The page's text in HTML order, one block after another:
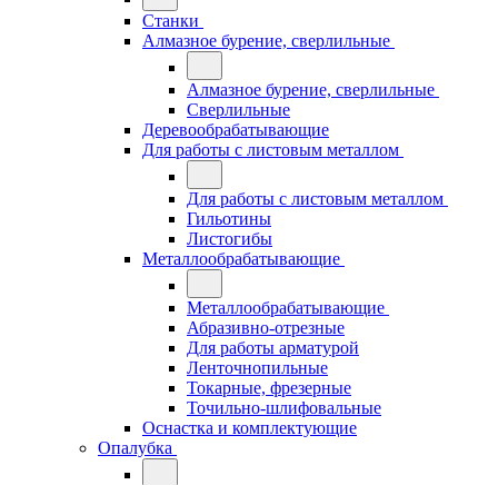
Станки
Алмазное бурение, сверлильные
Алмазное бурение, сверлильные
Сверлильные
Деревообрабатывающие
Для работы с листовым металлом
Для работы с листовым металлом
Гильотины
Листогибы
Металлообрабатывающие
Металлообрабатывающие
Абразивно-отрезные
Для работы арматурой
Ленточнопильные
Токарные, фрезерные
Точильно-шлифовальные
Оснастка и комплектующие
Опалубка